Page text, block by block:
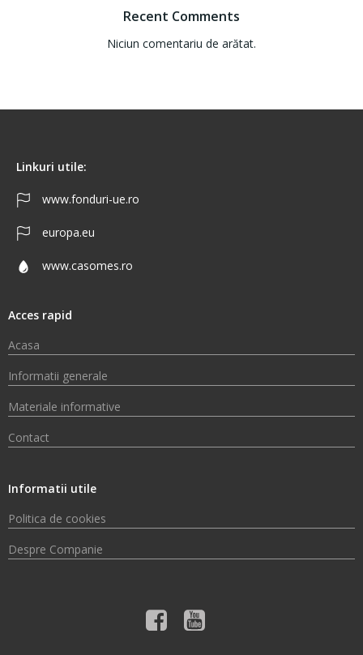
Recent Comments
Niciun comentariu de arătat.
Linkuri utile:
www.fonduri-ue.ro
europa.eu
www.casomes.ro
Acces rapid
Acasa
Informatii generale
Materiale informative
Contact
Informatii utile
Politica de cookies
Despre Companie